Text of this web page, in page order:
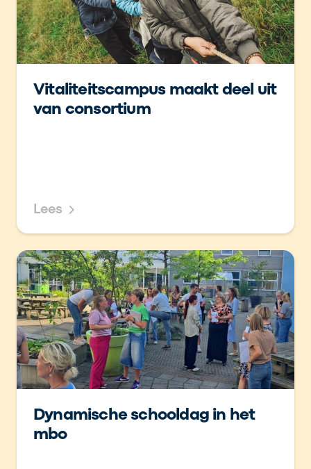
Vitaliteitscampus maakt deel uit
van consortium
Lees
Dynamische schooldag in het
mbo